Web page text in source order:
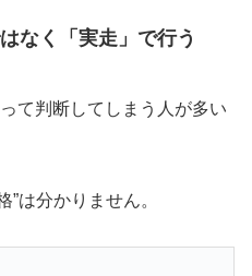
なく「実走」で行う
て判断してしまう人が多い
”は分かりません。